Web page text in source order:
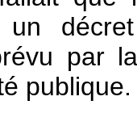
un
par
publique.